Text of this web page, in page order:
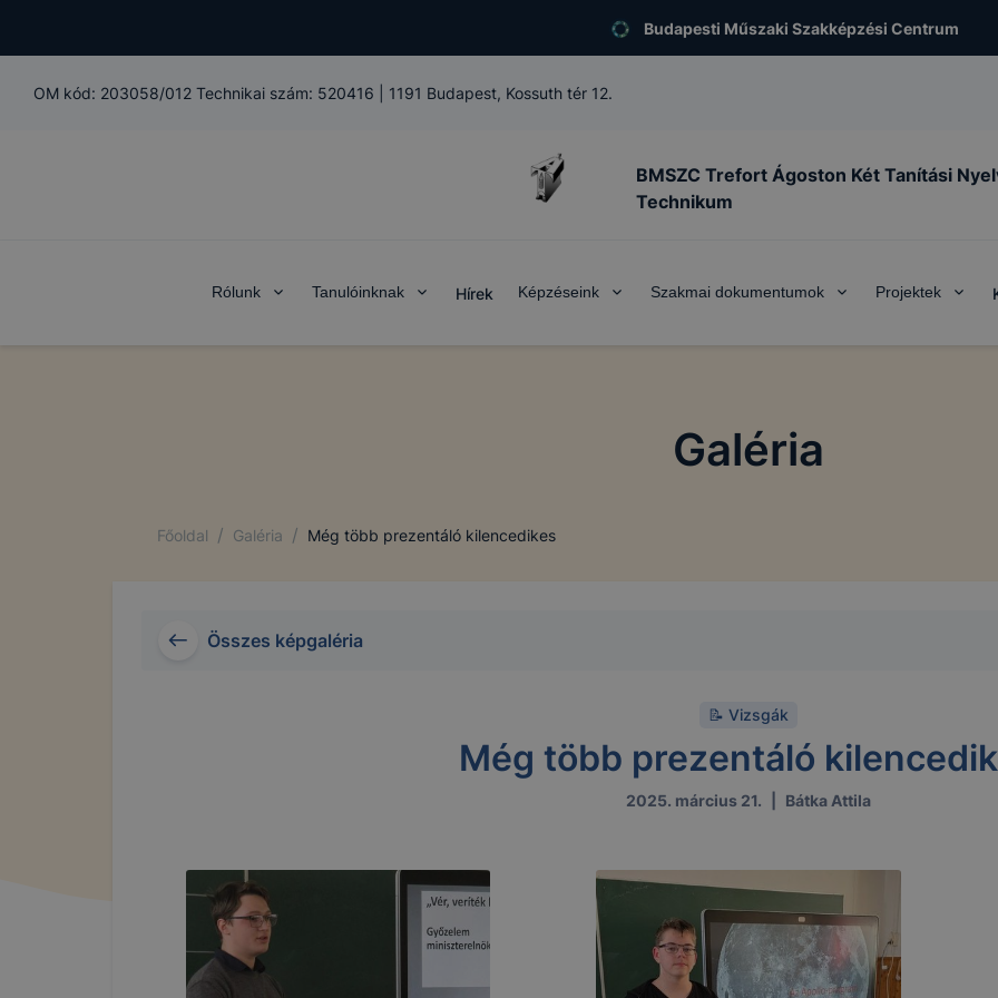
Budapesti Műszaki Szakképzési Centrum
OM kód: 203058/012 Technikai szám: 520416 1191 Budapest, Kossuth tér 12.
BMSZC Trefort Ágoston Két Tanítási
Technikum
Rólunk Tanulóinknak Hírek Képzéseink Szakmai dokumentumok Projektek
Galéria
Főoldal / Galéria / Még több prezentáló kilencedikes
Összes képgaléria
📝 Vizsgák
Még több prezentáló
2025. március 21. Bátka Attila